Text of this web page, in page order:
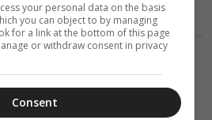
Κι αν έπεσες,
σήκω (Βίντεο)
your personal data on the basis
you can object to by managing
for a link at the bottom of this page
or withdraw consent in privacy
Consent